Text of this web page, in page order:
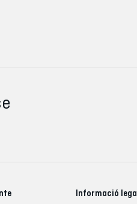
Informació legal